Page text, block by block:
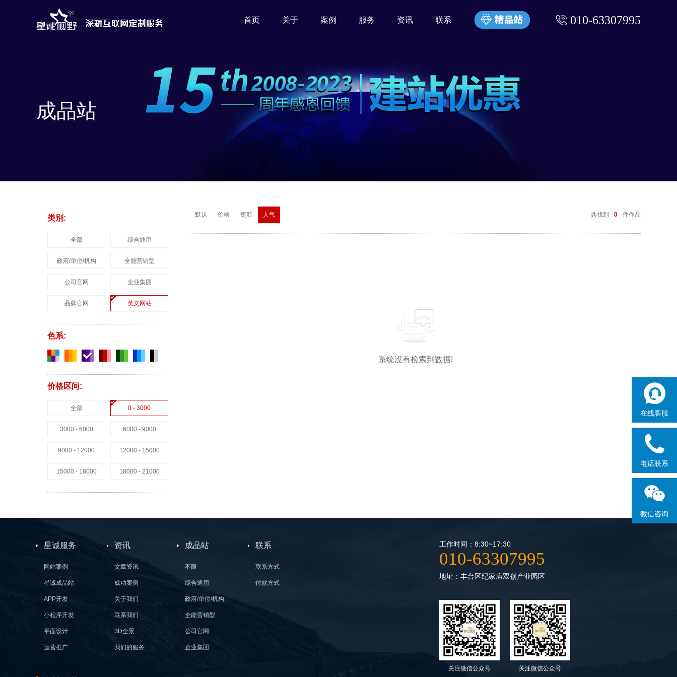
010-63307995
首页 关于 案例 服务 资讯 联系
在线客服
电话联系
微信咨询
成品站
类别:
全部 综合通用
政府/单位/机构 全能营销型
公司官网 企业集团
品牌官网 英文网站
色系:
价格区间:
全部 0 - 3000
3000 - 6000 6000 - 9000
9000 - 12000 12000 - 15000
15000 - 18000 18000 - 21000
默认 价格 更新 人气 共找到 0 件作品
系统没有检索到数据!
星诚服务
网站案例
星诚成品站
APP开发
小程序开发
平面设计
运营推广
资讯
文章资讯
成功案例
关于我们
联系我们
3D全景
我们的服务
成品站
不限
综合通用
政府/单位/机构
全能营销型
公司官网
企业集团
联系
联系方式
付款方式
工作时间：8:30~17:30
010-63307995
地址：丰台区纪家庙双创产业园区
关注微信公众号 关注微信公众号